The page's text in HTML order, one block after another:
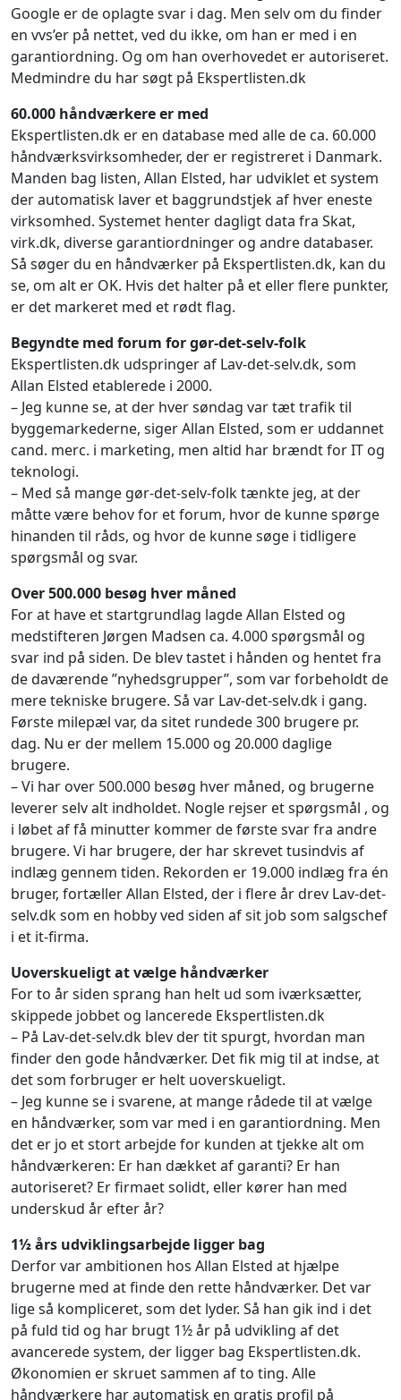
Google er de oplagte svar i dag. Men selv om du finder
en vvs’er på nettet, ved du ikke, om han er med i en
garantiordning. Og om han overhovedet er autoriseret.
Medmindre du har søgt på Ekspertlisten.dk
60.000 håndværkere er med
Ekspertlisten.dk er en database med alle de ca. 60.000
håndværksvirksomheder, der er registreret i Danmark.
Manden bag listen, Allan Elsted, har udviklet et system
der automatisk laver et baggrundstjek af hver eneste
virksomhed. Systemet henter dagligt data fra Skat,
virk.dk, diverse garantiordninger og andre databaser.
Så søger du en håndværker på Ekspertlisten.dk, kan du
se, om alt er OK. Hvis det halter på et eller flere punkter,
er det markeret med et rødt flag.
Begyndte med forum for gør-det-selv-folk
Ekspertlisten.dk udspringer af Lav-det-selv.dk, som
Allan Elsted etablerede i 2000.
– Jeg kunne se, at der hver søndag var tæt trafik til
byggemarkederne, siger Allan Elsted, som er uddannet
cand. merc. i marketing, men altid har brændt for IT og
teknologi.
– Med så mange gør-det-selv-folk tænkte jeg, at der
måtte være behov for et forum, hvor de kunne spørge
hinanden til råds, og hvor de kunne søge i tidligere
spørgsmål og svar.
Over 500.000 besøg hver måned
For at have et startgrundlag lagde Allan Elsted og
medstifteren Jørgen Madsen ca. 4.000 spørgsmål og
svar ind på siden. De blev tastet i hånden og hentet fra
de daværende ”nyhedsgrupper”, som var forbeholdt de
mere tekniske brugere. Så var Lav-det-selv.dk i gang.
Første milepæl var, da sitet rundede 300 brugere pr.
dag. Nu er der mellem 15.000 og 20.000 daglige
brugere.
– Vi har over 500.000 besøg hver måned, og brugerne
leverer selv alt indholdet. Nogle rejser et spørgsmål , og
i løbet af få minutter kommer de første svar fra andre
brugere. Vi har brugere, der har skrevet tusindvis af
indlæg gennem tiden. Rekorden er 19.000 indlæg fra én
bruger, fortæller Allan Elsted, der i flere år drev Lav-det-
selv.dk som en hobby ved siden af sit job som salgschef
i et it-firma.
Uoverskueligt at vælge håndværker
For to år siden sprang han helt ud som iværksætter,
skippede jobbet og lancerede Ekspertlisten.dk
– På Lav-det-selv.dk blev der tit spurgt, hvordan man
finder den gode håndværker. Det fik mig til at indse, at
det som forbruger er helt uoverskueligt.
– Jeg kunne se i svarene, at mange rådede til at vælge
en håndværker, som var med i en garantiordning. Men
det er jo et stort arbejde for kunden at tjekke alt om
håndværkeren: Er han dækket af garanti? Er han
autoriseret? Er firmaet solidt, eller kører han med
underskud år efter år?
1½ års udviklingsarbejde ligger bag
Derfor var ambitionen hos Allan Elsted at hjælpe
brugerne med at finde den rette håndværker. Det var
lige så kompliceret, som det lyder. Så han gik ind i det
på fuld tid og har brugt 1½ år på udvikling af det
avancerede system, der ligger bag Ekspertlisten.dk.
Økonomien er skruet sammen af to ting. Alle
håndværkere har automatisk en gratis profil på